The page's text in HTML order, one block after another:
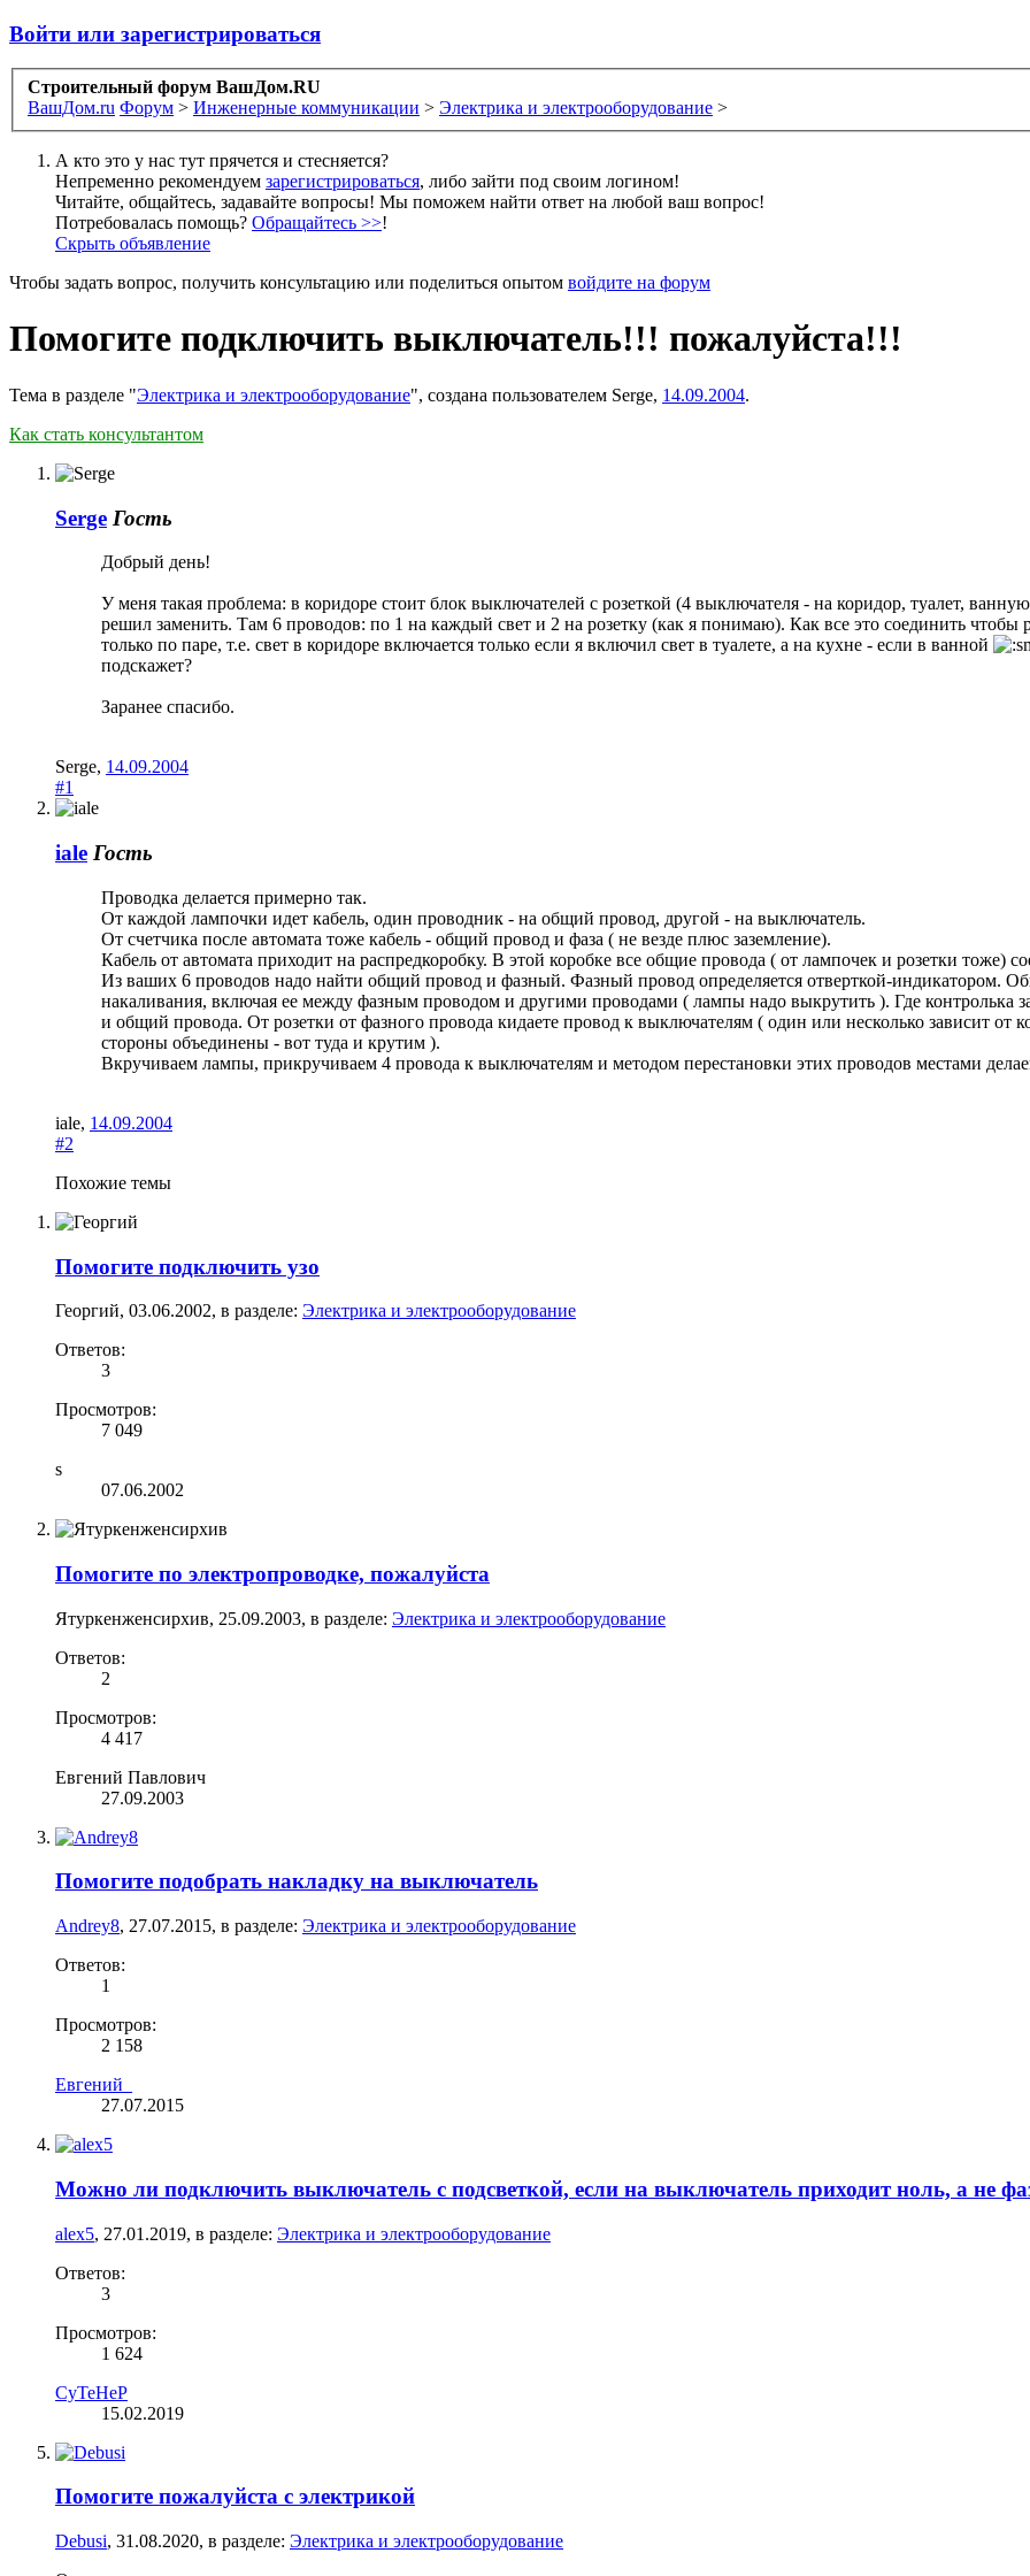
Войти или зарегистрироваться
Строительный форум ВашДом.RU
ВашДом.ru Форум > Инженерные коммуникации > Электрика и электрооборудование >
А кто это у нас тут прячется и стесняется?
Непременно рекомендуем зарегистрироваться, либо зайти под своим логином!
Читайте, общайтесь, задавайте вопросы! Мы поможем найти ответ на любой ваш вопрос!
Потребовалась помощь? Обращайтесь >>!
Скрыть объявление
Чтобы задать вопрос, получить консультацию или поделиться опытом войдите на форум
Помогите подключить выключатель!!! пожалуйста!!!
Тема в разделе "Электрика и электрооборудование", создана пользователем Serge, 14.09.2004.
Как стать консультантом
Serge Гость
Добрый день!
У меня такая проблема: в коридоре стоит блок выключателей с розеткой (4 выключателя - на коридор, туалет,
решил заменить. Там 6 проводов: по 1 на каждый свет и 2 на розетку (как я понимаю). Как все это соединить чтобы
только по паре, т.е. свет в коридоре включается только если я включил свет в туалете, а на кухне - если в ванной
подскажет?
Заранее спасибо.
Serge, 14.09.2004
#1
iale Гость
Проводка делается примерно так.
От каждой лампочки идет кабель, один проводник - на общий провод, другой - на выключатель.
От счетчика после автомата тоже кабель - общий провод и фаза ( не везде плюс заземление).
Кабель от автомата приходит на распредкоробку. В этой коробке все общие провода ( от лампочек и розетки тоже)
Из ваших 6 проводов надо найти общий провод и фазный. Фазный провод определяется отверткой-индикатором.
накаливания, включая ее между фазным проводом и другими проводами ( лампы надо выкрутить ). Где контролька
и общий провода. От розетки от фазного провода кидаете провод к выключателям ( один или несколько зависит от
стороны объединены - вот туда и крутим ).
Вкручиваем лампы, прикручиваем 4 провода к выключателям и методом перестановки этих проводов местами
iale, 14.09.2004
#2
Похожие темы
Помогите подключить узо
Георгий, 03.06.2002, в разделе: Электрика и электрооборудование
Ответов:
3
Просмотров:
7 049
s
07.06.2002
Помогите по электропроводке, пожалуйста
Ятуркенженсирхив, 25.09.2003, в разделе: Электрика и электрооборудование
Ответов:
2
Просмотров:
4 417
Евгений Павлович
27.09.2003
Помогите подобрать накладку на выключатель
Andrey8, 27.07.2015, в разделе: Электрика и электрооборудование
Ответов:
1
Просмотров:
2 158
Евгений_
27.07.2015
Можно ли подключить выключатель с подсветкой, если на выключатель приходит ноль, а не
alex5, 27.01.2019, в разделе: Электрика и электрооборудование
Ответов:
3
Просмотров:
1 624
CyTeHeP
15.02.2019
Помогите пожалуйста с электрикой
Debusi, 31.08.2020, в разделе: Электрика и электрооборудование